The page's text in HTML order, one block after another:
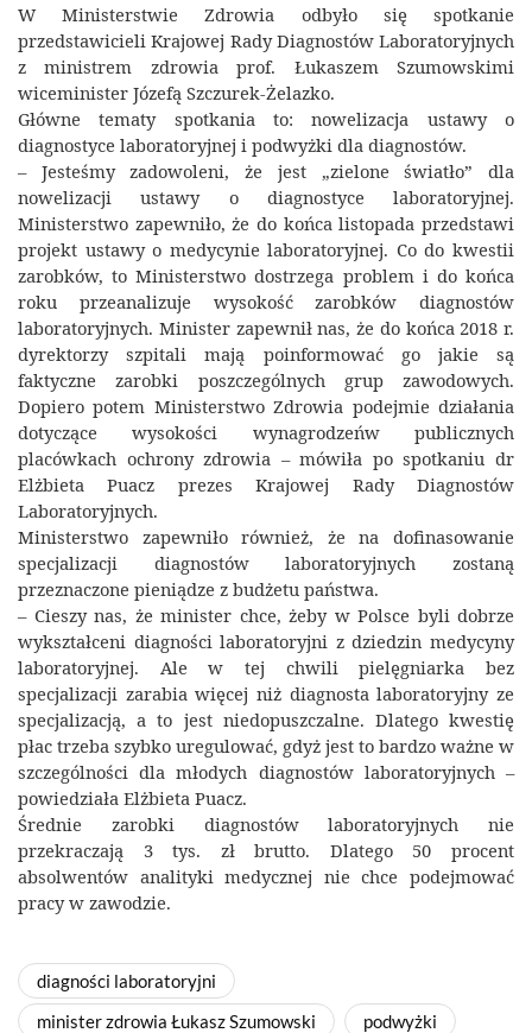
W Ministerstwie Zdrowia odbyło się spotkanie
przedstawicieli Krajowej Rady Diagnostów Laboratoryjnych
z ministrem zdrowia prof. Łukaszem Szumowskimi
wiceminister Józefą Szczurek-Żelazko.
Główne tematy spotkania to: nowelizacja ustawy o
diagnostyce laboratoryjnej i podwyżki dla diagnostów.
– Jesteśmy zadowoleni, że jest „zielone światło” dla
nowelizacji ustawy o diagnostyce laboratoryjnej.
Ministerstwo zapewniło, że do końca listopada przedstawi
projekt ustawy o medycynie laboratoryjnej. Co do kwestii
zarobków, to Ministerstwo dostrzega problem i do końca
roku przeanalizuje wysokość zarobków diagnostów
laboratoryjnych. Minister zapewnił nas, że do końca 2018 r.
dyrektorzy szpitali mają poinformować go jakie są
faktyczne zarobki poszczególnych grup zawodowych.
Dopiero potem Ministerstwo Zdrowia podejmie działania
dotyczące wysokości wynagrodzeńw publicznych
placówkach ochrony zdrowia – mówiła po spotkaniu dr
Elżbieta Puacz prezes Krajowej Rady Diagnostów
Laboratoryjnych.
Ministerstwo zapewniło również, że na dofinasowanie
specjalizacji diagnostów laboratoryjnych zostaną
przeznaczone pieniądze z budżetu państwa.
– Cieszy nas, że minister chce, żeby w Polsce byli dobrze
wykształceni diagności laboratoryjni z dziedzin medycyny
laboratoryjnej. Ale w tej chwili pielęgniarka bez
specjalizacji zarabia więcej niż diagnosta laboratoryjny ze
specjalizacją, a to jest niedopuszczalne. Dlatego kwestię
płac trzeba szybko uregulować, gdyż jest to bardzo ważne w
szczególności dla młodych diagnostów laboratoryjnych –
powiedziała Elżbieta Puacz.
Średnie zarobki diagnostów laboratoryjnych nie
przekraczają 3 tys. zł brutto. Dlatego 50 procent
absolwentów analityki medycznej nie chce podejmować
pracy w zawodzie.
diagności laboratoryjni
minister zdrowia Łukasz Szumowski
podwyżki